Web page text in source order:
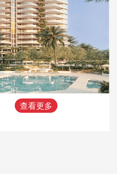
查看更多